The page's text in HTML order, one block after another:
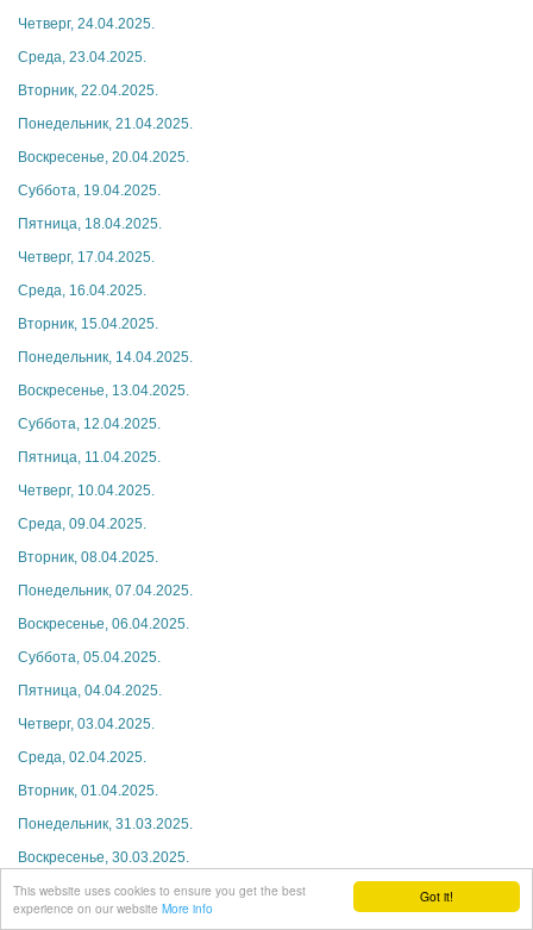
Got it!
This website uses cookies to ensure you get the best
experience on our website More info
Четверг, 24.04.2025.
Среда, 23.04.2025.
Вторник, 22.04.2025.
Понедельник, 21.04.2025.
Воскресенье, 20.04.2025.
Суббота, 19.04.2025.
Пятница, 18.04.2025.
Четверг, 17.04.2025.
Среда, 16.04.2025.
Вторник, 15.04.2025.
Понедельник, 14.04.2025.
Воскресенье, 13.04.2025.
Суббота, 12.04.2025.
Пятница, 11.04.2025.
Четверг, 10.04.2025.
Среда, 09.04.2025.
Вторник, 08.04.2025.
Понедельник, 07.04.2025.
Воскресенье, 06.04.2025.
Суббота, 05.04.2025.
Пятница, 04.04.2025.
Четверг, 03.04.2025.
Среда, 02.04.2025.
Вторник, 01.04.2025.
Понедельник, 31.03.2025.
Воскресенье, 30.03.2025.
Суббота, 29.03.2025.